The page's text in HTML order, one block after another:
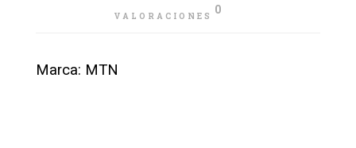
VALORACIONES 0
Marca: MTN